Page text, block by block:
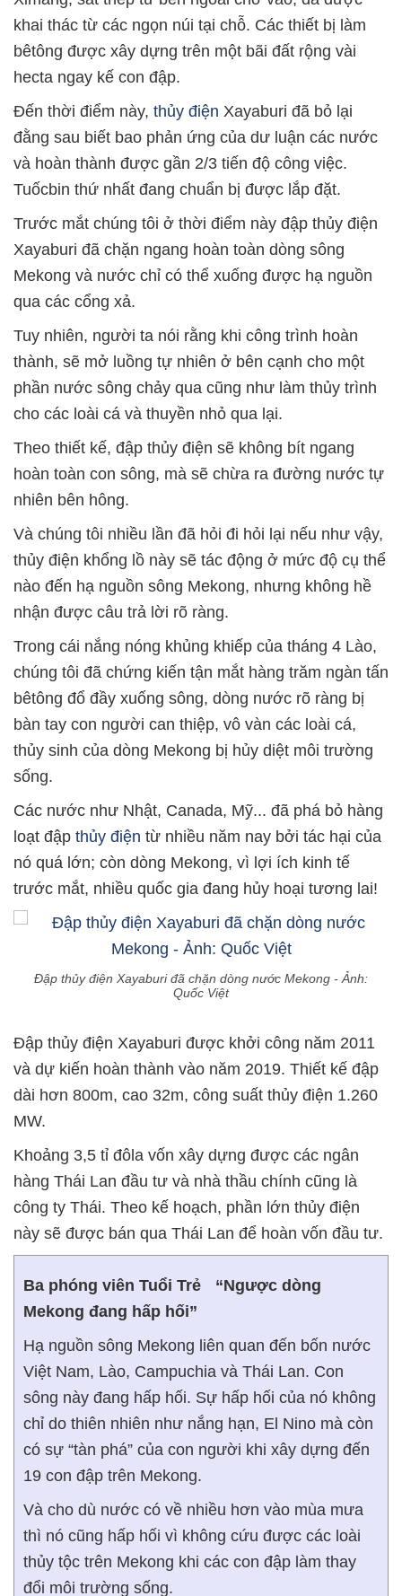
khai thác từ các ngọn núi tại chỗ. Các thiết bị làm
bêtông được xây dựng trên một bãi đất rộng vài
hecta ngay kế con đập.
Đến thời điểm này, thủy điện Xayaburi đã bỏ lại
đằng sau biết bao phản ứng của dư luận các nước
và hoàn thành được gần 2/3 tiến độ công việc.
Tuốcbin thứ nhất đang chuẩn bị được lắp đặt.
Trước mắt chúng tôi ở thời điểm này đập thủy điện
Xayaburi đã chặn ngang hoàn toàn dòng sông
Mekong và nước chỉ có thể xuống được hạ nguồn
qua các cổng xả.
Tuy nhiên, người ta nói rằng khi công trình hoàn
thành, sẽ mở luồng tự nhiên ở bên cạnh cho một
phần nước sông chảy qua cũng như làm thủy trình
cho các loài cá và thuyền nhỏ qua lại.
Theo thiết kế, đập thủy điện sẽ không bít ngang
hoàn toàn con sông, mà sẽ chừa ra đường nước tự
nhiên bên hông.
Và chúng tôi nhiều lần đã hỏi đi hỏi lại nếu như vậy,
thủy điện khổng lồ này sẽ tác động ở mức độ cụ thể
nào đến hạ nguồn sông Mekong, nhưng không hề
nhận được câu trả lời rõ ràng.
Trong cái nắng nóng khủng khiếp của tháng 4 Lào,
chúng tôi đã chứng kiến tận mắt hàng trăm ngàn tấn
bêtông đổ đầy xuống sông, dòng nước rõ ràng bị
bàn tay con người can thiệp, vô vàn các loài cá,
thủy sinh của dòng Mekong bị hủy diệt môi trường
sống.
Các nước như Nhật, Canada, Mỹ... đã phá bỏ hàng
loạt đập thủy điện từ nhiều năm nay bởi tác hại của
nó quá lớn; còn dòng Mekong, vì lợi ích kinh tế
trước mắt, nhiều quốc gia đang hủy hoại tương lai!
Đập thủy điện Xayaburi đã chặn dòng nước Mekong - Ảnh:
Quốc Việt
Đập thủy điện Xayaburi được khởi công năm 2011
và dự kiến hoàn thành vào năm 2019. Thiết kế đập
dài hơn 800m, cao 32m, công suất thủy điện 1.260
MW.
Khoảng 3,5 tỉ đôla vốn xây dựng được các ngân
hàng Thái Lan đầu tư và nhà thầu chính cũng là
công ty Thái. Theo kế hoạch, phần lớn thủy điện
này sẽ được bán qua Thái Lan để hoàn vốn đầu tư.
Ba phóng viên Tuổi Trẻ “Ngược dòng
Mekong đang hấp hối”
Hạ nguồn sông Mekong liên quan đến bốn nước
Việt Nam, Lào, Campuchia và Thái Lan. Con
sông này đang hấp hối. Sự hấp hối của nó không
chỉ do thiên nhiên như nắng hạn, El Nino mà còn
có sự “tàn phá” của con người khi xây dựng đến
19 con đập trên Mekong.
Và cho dù nước có về nhiều hơn vào mùa mưa
thì nó cũng hấp hối vì không cứu được các loài
thủy tộc trên Mekong khi các con đập làm thay
đổi môi trường sống.